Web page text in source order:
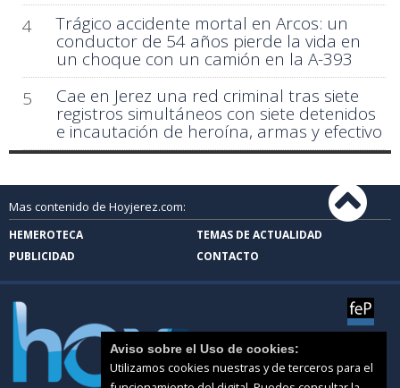
4
Trágico accidente mortal en Arcos: un
conductor de 54 años pierde la vida en
un choque con un camión en la A-393
5
Cae en Jerez una red criminal tras siete
registros simultáneos con siete detenidos
e incautación de heroína, armas y efectivo
Mas contenido de Hoyjerez.com:
HEMEROTECA
TEMAS DE ACTUALIDAD
PUBLICIDAD
CONTACTO
Aviso sobre el Uso de cookies:
Utilizamos cookies nuestras y de terceros para el